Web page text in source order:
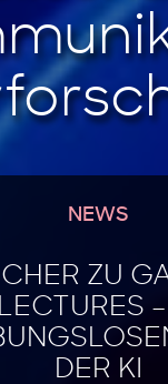
NEWS
ZU
DER KI